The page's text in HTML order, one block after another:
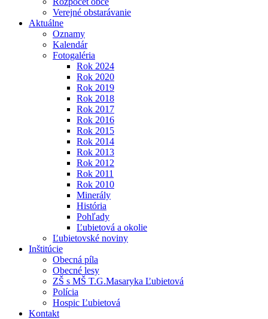
Verejné obstarávanie
Aktuálne
Oznamy
Kalendár
Fotogaléria
Rok 2024
Rok 2020
Rok 2019
Rok 2018
Rok 2017
Rok 2016
Rok 2015
Rok 2014
Rok 2013
Rok 2012
Rok 2011
Rok 2010
Minerály
História
Pohľady
Ľubietová a okolie
Ľubietovské noviny
Inštitúcie
Obecná píla
Obecné lesy
ZŠ s MŠ T.G.Masaryka Ľubietová
Polícia
Hospic Ľubietová
Kontakt